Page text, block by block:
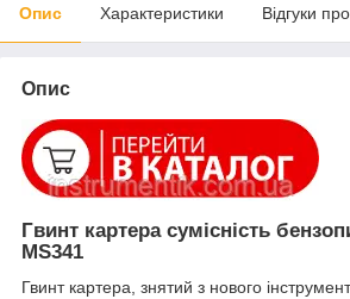
Опис Характеристики Відгуки
Опис
Гвинт картера сумісність
MS341
Гвинт картера, знятий з нового